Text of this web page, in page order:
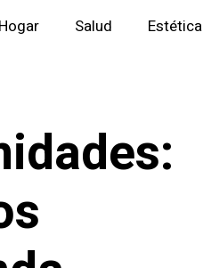
Hogar Salud Estética